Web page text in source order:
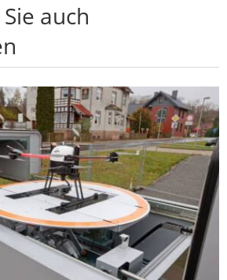
auch